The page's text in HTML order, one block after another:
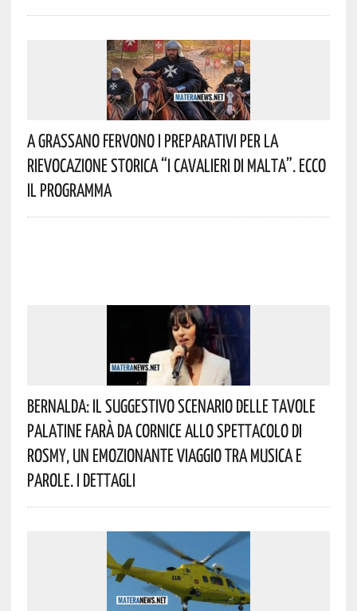
A Grassano Fervono I Preparativi Per La
Rievocazione Storica “I CAVALIERI DI MALTA”. Ecco
Il Programma
Bernalda: Il Suggestivo Scenario Delle Tavole
Palatine Farà Da Cornice Allo Spettacolo Di
Rosmy, Un Emozionante Viaggio Tra Musica E
Parole. I Dettagli